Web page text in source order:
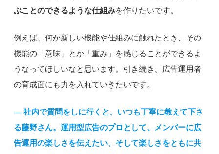
ぶことのできるような仕組みを作りたいです。
例えば、何か新しい機能や仕組みに触れたとき、その
機能の「意味」とか「重み」を感じることができるよ
うなってほしいなと思います。引き続き、広告運用者
の育成面にも力を入れていきたいです。
— 社内で質問をしに行くと、いつも丁寧に教えて下さ
る藤野さん。運用型広告のプロとして、メンバーに広
告運用の楽しさを伝えたい、そして楽しさをともに共